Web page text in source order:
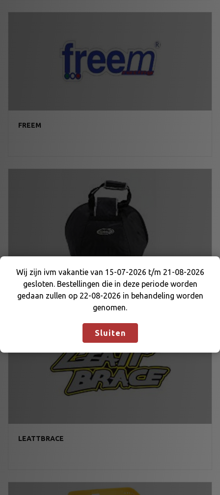
FREEM
HELMTASSEN
LEATTBRACE
Wij zijn ivm vakantie van 15-07-2026 t/m 21-08-
2026 gesloten. Bestellingen die in deze periode
worden gedaan zullen op 22-08-2026 in
behandeling worden genomen.Negeren
Wij zijn ivm vakantie van 15-07-2026 t/m 21-08-2026
gesloten. Bestellingen die in deze periode worden
gedaan zullen op 22-08-2026 in behandeling worden
genomen.
Sluiten